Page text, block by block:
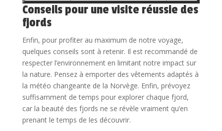
Conseils pour une visite réussie des
fjords
Enfin, pour profiter au maximum de notre voyage,
quelques conseils sont à retenir. Il est recommandé de
respecter l’environnement en limitant notre impact sur
la nature. Pensez à emporter des vêtements adaptés à
la météo changeante de la Norvège. Enfin, prévoyez
suffisamment de temps pour explorer chaque fjord,
car la beauté des fjords ne se révèle vraiment qu’en
prenant le temps de les découvrir.